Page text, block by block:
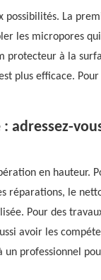
La
les micropores
protecteur à la
plus efficace.
en hauteur.
réparations, le
Pour des
avoir les
un professionnel